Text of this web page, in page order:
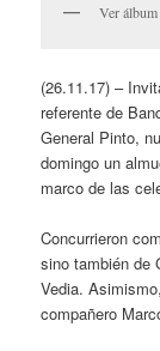
Ver
(26.11.17) –
referente de
General Pinto,
domingo un
marco de las
Concurrieron
sino también de
Vedia.
compañero